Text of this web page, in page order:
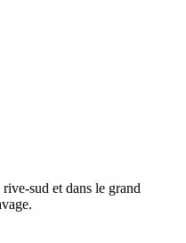
sud et dans le grand